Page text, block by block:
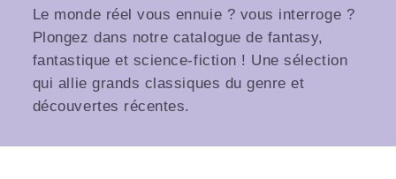
Le monde réel vous ennuie ? vous interroge ?
Plongez dans notre catalogue de fantasy,
fantastique et science-fiction ! Une sélection
qui allie grands classiques du genre et
découvertes récentes.